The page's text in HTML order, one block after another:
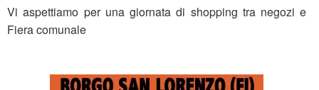
Vi aspettiamo per una giornata di shopping tra negozi e
Fiera comunale